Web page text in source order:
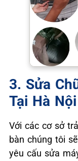
3. Sửa
Tại Hà
Với các cơ sở
bàn chúng tôi
yêu cấu sửa